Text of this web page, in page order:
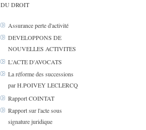
DU DROIT
Assurance perte d'activité
DEVELOPPONS DE
NOUVELLES ACTIVITES
L'ACTE D'AVOCATS
La réforme des successions
par H.POIVEY LECLERCQ
Rapport COINTAT
Rapport sur l'acte sous
signature juridique